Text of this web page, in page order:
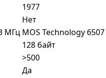
1977
Нет
МГц MOS Technology 6507
128 байт
>500
Да